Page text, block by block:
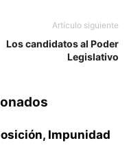
Artículo siguiente
Los candidatos al Poder
Legislativo
Impunidad